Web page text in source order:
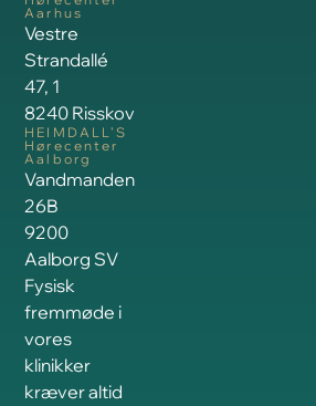
Aarhus
Vestre
Strandallé
47, 1
8240 Risskov
HEIMDALL’S
Hørecenter
Aalborg
Vandmanden
26B
9200
Aalborg SV
Fysisk
fremmøde i
vores
klinikker
kræver altid